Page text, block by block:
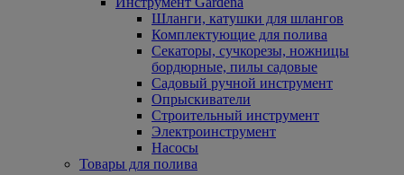
Шланги, катушки для шлангов
Комплектующие для полива
Секаторы, сучкорезы, ножницы
бордюрные, пилы садовые
Садовый ручной инструмент
Опрыскиватели
Строительный инструмент
Электроинструмент
Насосы
Товары для полива